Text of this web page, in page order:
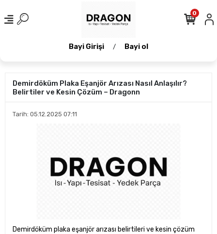
Bayi Girişi / Bayi ol
0
Demirdöküm Plaka Eşanjör Arızası Nasıl Anlaşılır?
Belirtiler ve Kesin Çözüm – Dragonn
Tarih: 05.12.2025 07:11
Demirdöküm plaka eşanjör arızası belirtileri ve kesin çözüm